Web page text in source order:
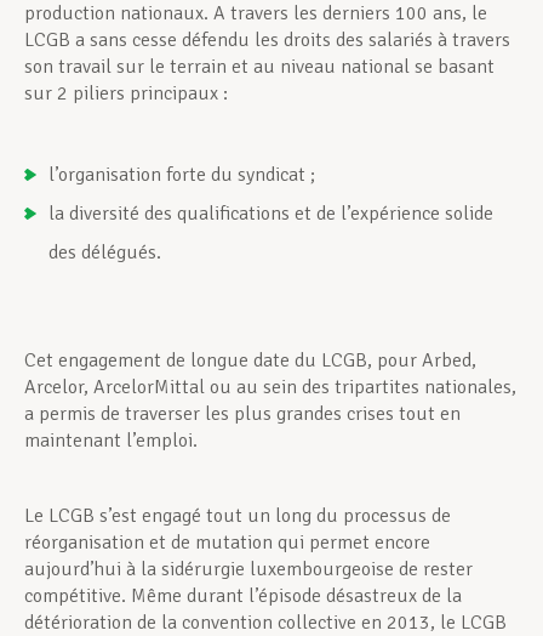
production nationaux. A travers les derniers 100 ans, le
LCGB a sans cesse défendu les droits des salariés à travers
son travail sur le terrain et au niveau national se basant
sur 2 piliers principaux :
l’organisation forte du syndicat ;
la diversité des qualifications et de l’expérience solide
des délégués.
Cet engagement de longue date du LCGB, pour Arbed,
Arcelor, ArcelorMittal ou au sein des tripartites nationales,
a permis de traverser les plus grandes crises tout en
maintenant l’emploi.
Le LCGB s’est engagé tout un long du processus de
réorganisation et de mutation qui permet encore
aujourd’hui à la sidérurgie luxembourgeoise de rester
compétitive. Même durant l’épisode désastreux de la
détérioration de la convention collective en 2013, le LCGB